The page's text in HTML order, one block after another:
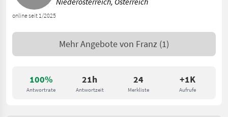
100%
Antwortrate
21h
Antwortzeit
24
Merkliste
+1K
Aufrufe
online seit 1/2025
Mehr Angebote von Franz (1)